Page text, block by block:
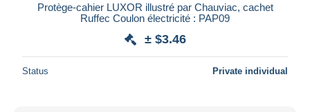
Protège-cahier LUXOR illustré par Chauviac, cachet
Ruffec Coulon électricité : PAP09
± $3.46
Status Private individual